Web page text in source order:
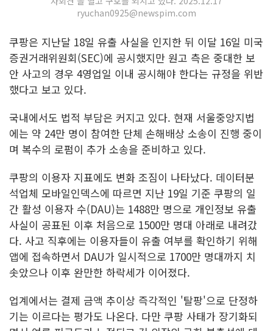
ryuchan0925@newspim.com
쿠팡은 지난달 18일 유출 사실을 인지한 뒤 이달 16일 미국
증권거래위원회(SEC)에 공시했지만 원고 측은 중대한 보
안 사고의 경우 4영업일 이내 공시해야 한다는 규정을 위반
했다고 보고 있다.
국내에서도 법적 부담은 커지고 있다. 현재 서울중앙지법
에는 약 24만 명이 참여한 단체 손해배상 소송이 진행 중이
며 복수의 로펌이 추가 소송을 준비하고 있다.
쿠팡의 이용자 지표에도 변화 조짐이 나타났다. 데이터분
석업체 모바일인덱스에 따르면 지난 19일 기준 쿠팡의 일
간 활성 이용자 수(DAU)는 1488만 명으로 개인정보 유출
사실이 공표된 이후 처음으로 1500만 명대 아래로 내려갔
다. 사고 직후에는 이용자들이 유출 여부를 확인하기 위해
앱에 접속하면서 DAU가 일시적으로 1700만 명대까지 치
솟았으나 이후 완만한 하락세가 이어졌다.
업계에서는 결제 금액 추이상 즉각적인 '탈팡'으로 단정하
기는 이르다는 평가도 나온다. 다만 쿠팡 사태가 장기화되